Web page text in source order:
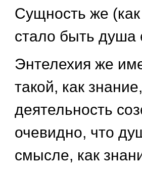
Сущность же
стало быть душа
Энтелехия же
такой, как
деятельность
очевидно, что
смысле, как